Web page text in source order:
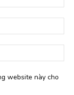
website này cho